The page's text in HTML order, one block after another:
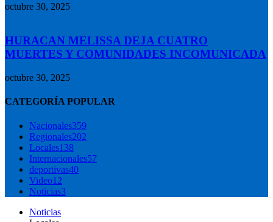
octubre 30, 2025
HURACAN MELISSA DEJA CUATRO
MUERTES Y COMUNIDADES INCOMUNICADA
octubre 30, 2025
CATEGORÍA POPULAR
Nacionales359
Regionales202
Locales138
Internacionales57
deportivas40
Video12
Noticias3
Noticias